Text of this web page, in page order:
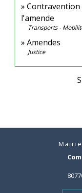
Contravention
l'amende
Transports -
Amendes
Justice